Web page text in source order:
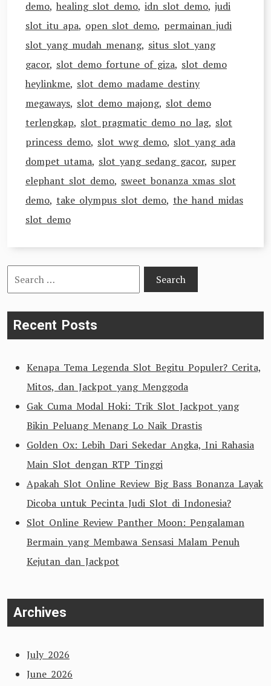
demo, healing slot demo, idn slot demo, judi
slot itu apa, open slot demo, permainan judi
slot yang mudah menang, situs slot yang
gacor, slot demo fortune of giza, slot demo
heylinkme, slot demo madame destiny
megaways, slot demo majong, slot demo
terlengkap, slot pragmatic demo no lag, slot
princess demo, slot wwg demo, slot yang ada
dompet utama, slot yang sedang gacor, super
elephant slot demo, sweet bonanza xmas slot
demo, take olympus slot demo, the hand midas
slot demo
Search
for:
Recent Posts
Kenapa Tema Legenda Slot Begitu Populer? Cerita,
Mitos, dan Jackpot yang Menggoda
Gak Cuma Modal Hoki: Trik Slot Jackpot yang
Bikin Peluang Menang Lo Naik Drastis
Golden Ox: Lebih Dari Sekedar Angka, Ini Rahasia
Main Slot dengan RTP Tinggi
Apakah Slot Online Review Big Bass Bonanza Layak
Dicoba untuk Pecinta Judi Slot di Indonesia?
Slot Online Review Panther Moon: Pengalaman
Bermain yang Membawa Sensasi Malam Penuh
Kejutan dan Jackpot
Archives
July 2026
June 2026